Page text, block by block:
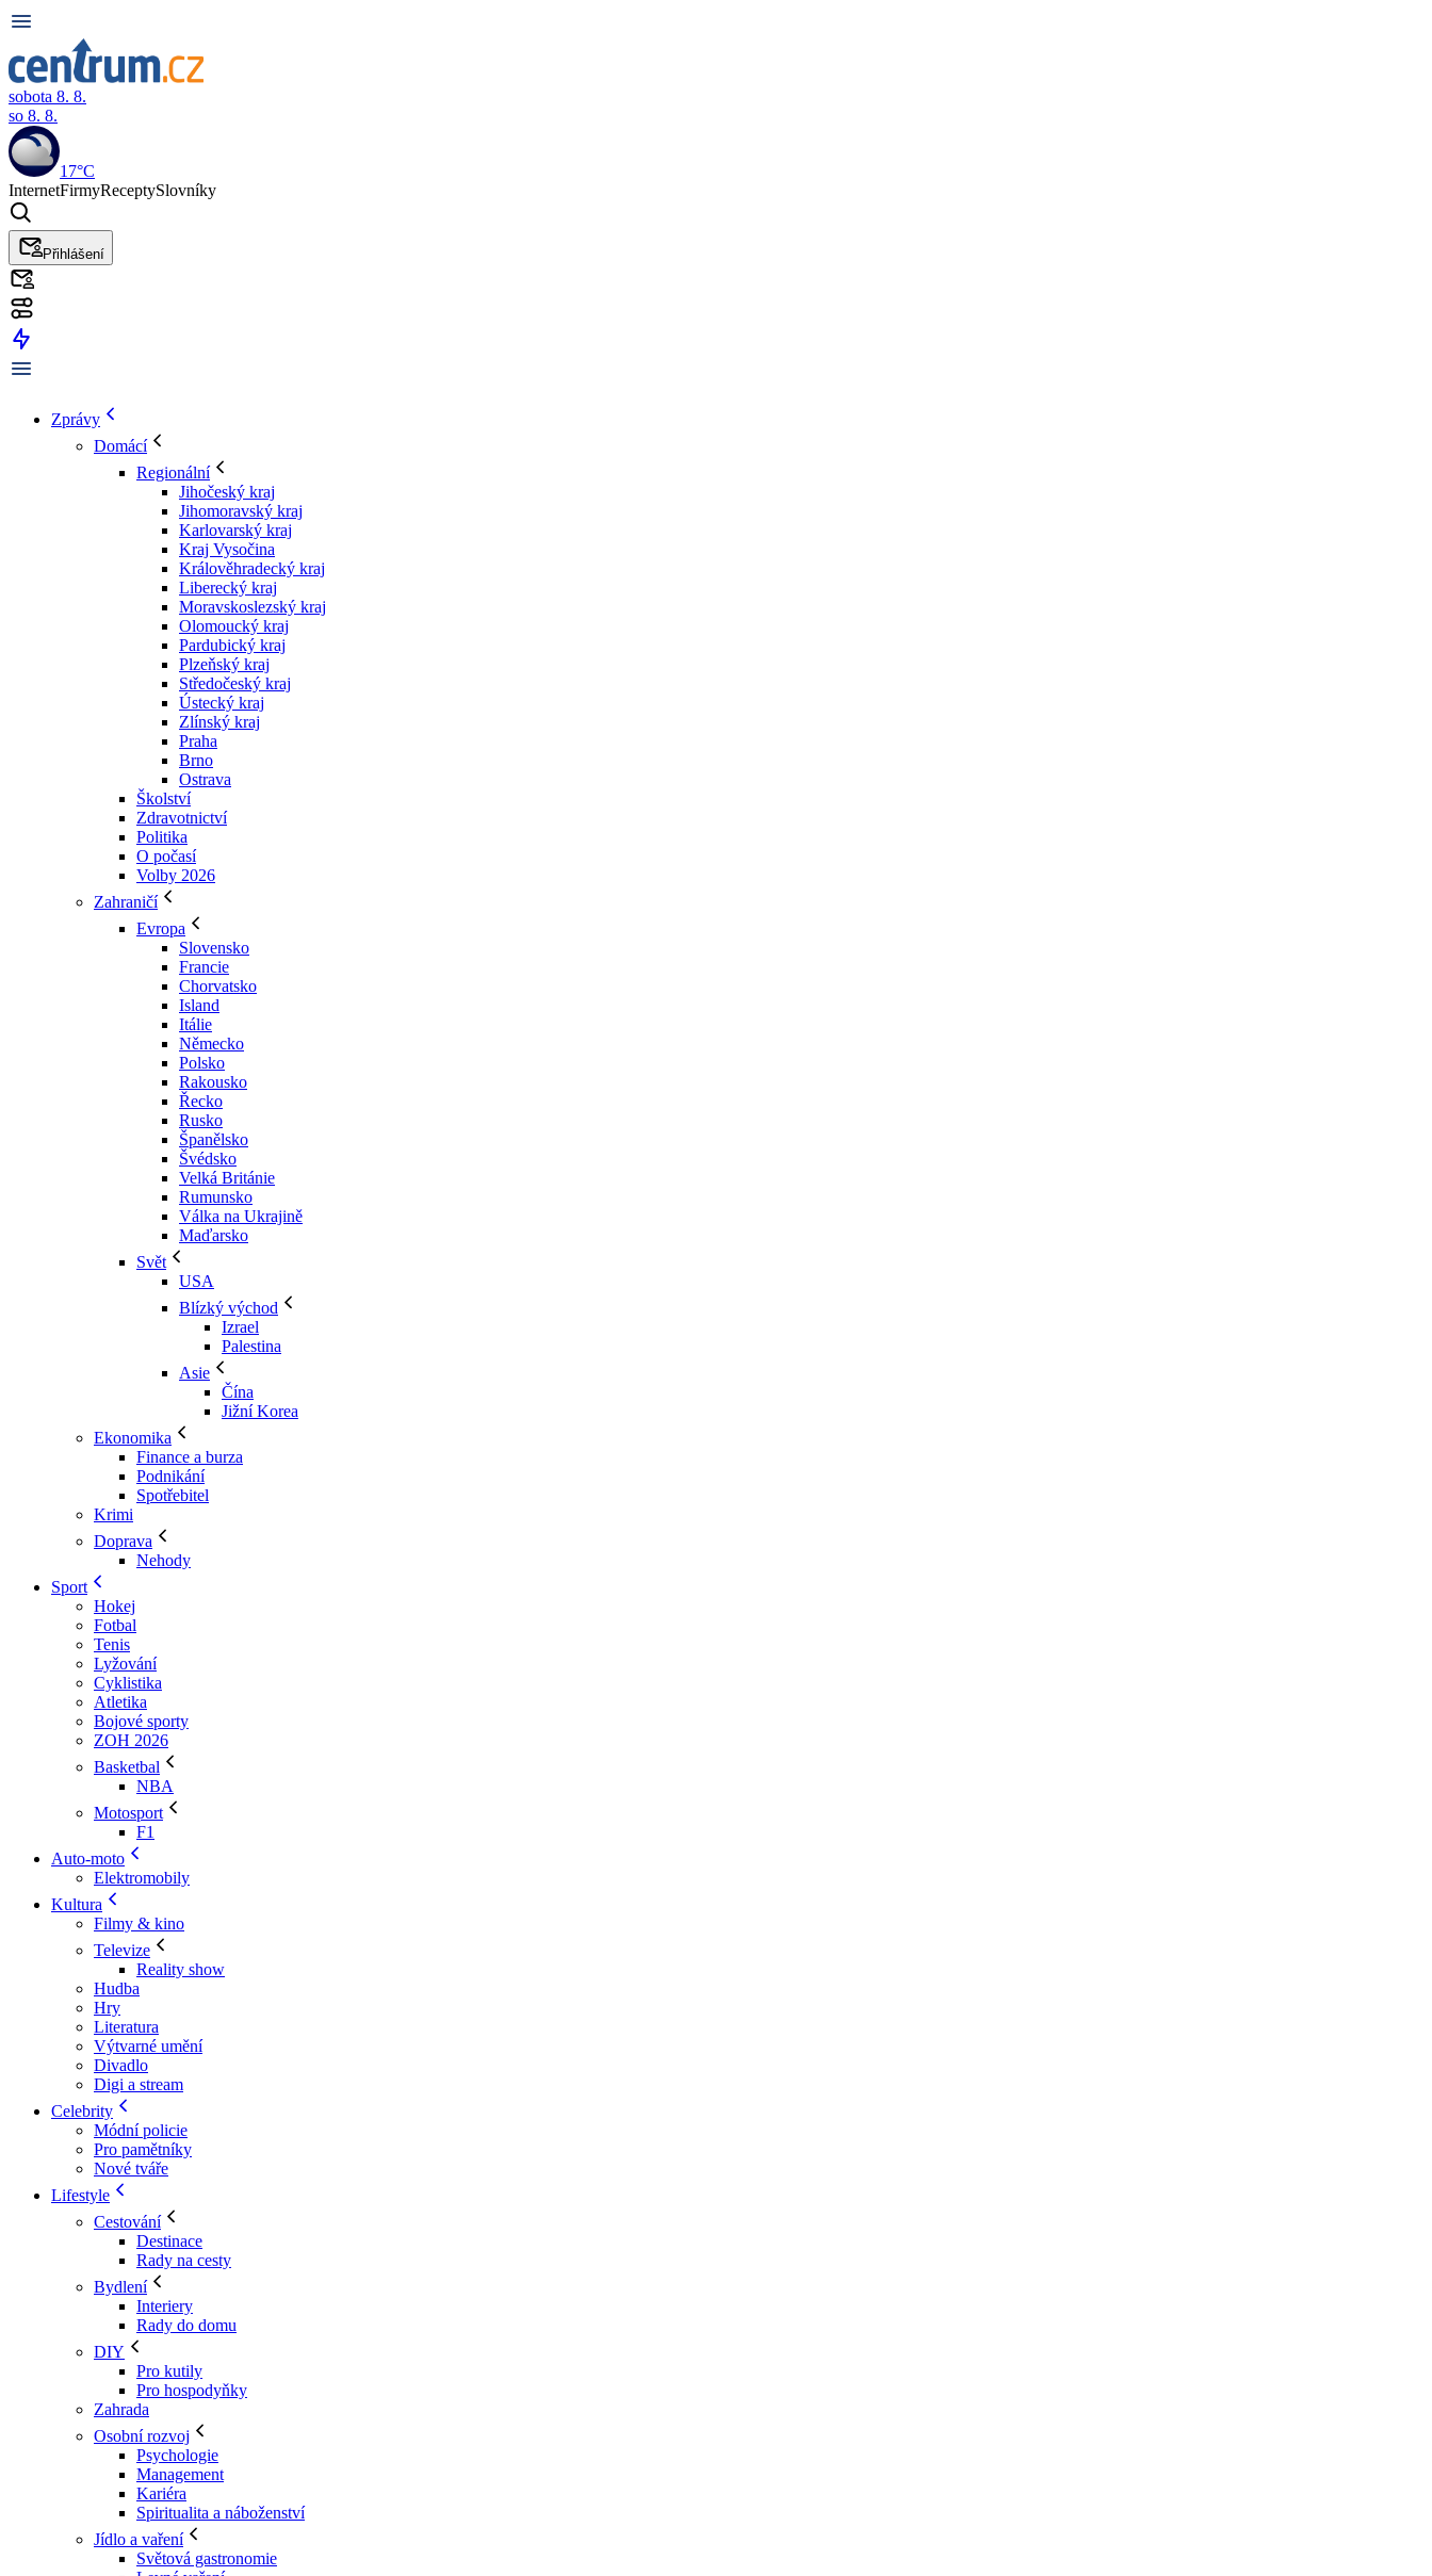
sobota 8. 8.
so 8. 8.
17°C
InternetFirmyReceptySlovníky
Přihlášení
Zprávy
Domácí
Regionální
Jihočeský kraj
Jihomoravský kraj
Karlovarský kraj
Kraj Vysočina
Králověhradecký kraj
Liberecký kraj
Moravskoslezský kraj
Olomoucký kraj
Pardubický kraj
Plzeňský kraj
Středočeský kraj
Ústecký kraj
Zlínský kraj
Praha
Brno
Ostrava
Školství
Zdravotnictví
Politika
O počasí
Volby 2026
Zahraničí
Evropa
Slovensko
Francie
Chorvatsko
Island
Itálie
Německo
Polsko
Rakousko
Řecko
Rusko
Španělsko
Švédsko
Velká Británie
Rumunsko
Válka na Ukrajině
Maďarsko
Svět
USA
Blízký východ
Izrael
Palestina
Asie
Čína
Jižní Korea
Ekonomika
Finance a burza
Podnikání
Spotřebitel
Krimi
Doprava
Nehody
Sport
Hokej
Fotbal
Tenis
Lyžování
Cyklistika
Atletika
Bojové sporty
ZOH 2026
Basketbal
NBA
Motosport
F1
Auto-moto
Elektromobily
Kultura
Filmy & kino
Televize
Reality show
Hudba
Hry
Literatura
Výtvarné umění
Divadlo
Digi a stream
Celebrity
Módní policie
Pro pamětníky
Nové tváře
Lifestyle
Cestování
Destinace
Rady na cesty
Bydlení
Interiery
Rady do domu
DIY
Pro kutily
Pro hospodyňky
Zahrada
Osobní rozvoj
Psychologie
Management
Kariéra
Spiritualita a náboženství
Jídlo a vaření
Světová gastronomie